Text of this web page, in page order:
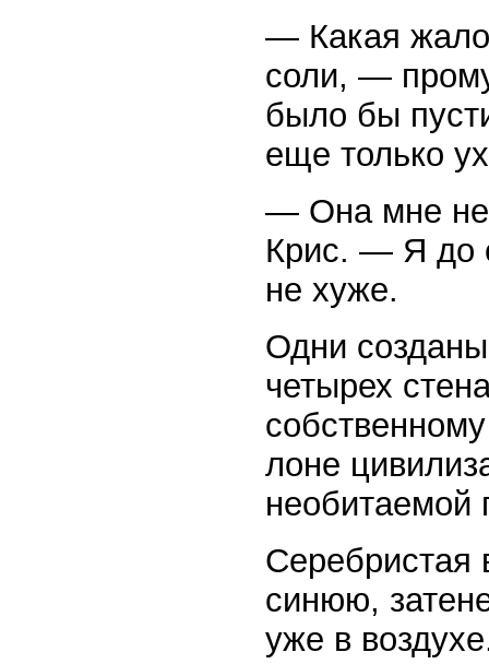
— Какая
соли, —
было бы
еще только
— Она мне не
Крис. — Я до
не хуже.
Одни
четырех
лоне
необитаемой
Серебристая
синюю,
уже в